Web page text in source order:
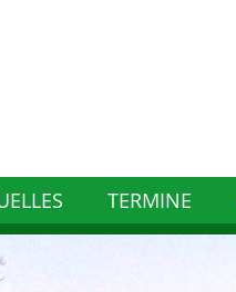
TERMINE